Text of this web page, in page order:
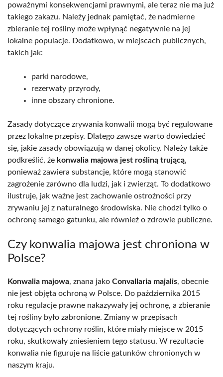
poważnymi konsekwencjami prawnymi, ale teraz nie ma już
takiego zakazu. Należy jednak pamiętać, że nadmierne
zbieranie tej rośliny może wpłynąć negatywnie na jej
lokalne populacje. Dodatkowo, w miejscach publicznych,
takich jak:
parki narodowe,
rezerwaty przyrody,
inne obszary chronione.
Zasady dotyczące zrywania konwalii mogą być regulowane
przez lokalne przepisy. Dlatego zawsze warto dowiedzieć
się, jakie zasady obowiązują w danej okolicy. Należy także
podkreślić, że konwalia majowa jest rośliną trującą,
ponieważ zawiera substancje, które mogą stanowić
zagrożenie zarówno dla ludzi, jak i zwierząt. To dodatkowo
ilustruje, jak ważne jest zachowanie ostrożności przy
zrywaniu jej z naturalnego środowiska. Nie chodzi tylko o
ochronę samego gatunku, ale również o zdrowie publiczne.
Czy konwalia majowa jest chroniona w
Polsce?
Konwalia majowa, znana jako Convallaria majalis, obecnie
nie jest objęta ochroną w Polsce. Do października 2015
roku regulacje prawne nakazywały jej ochronę, a zbieranie
tej rośliny było zabronione. Zmiany w przepisach
dotyczących ochrony roślin, które miały miejsce w 2015
roku, skutkowały zniesieniem tego statusu. W rezultacie
konwalia nie figuruje na liście gatunków chronionych w
naszym kraju.